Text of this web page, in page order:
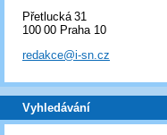
Přetlucká 31
100 00 Praha 10
redakce@i-sn.cz
Vyhledávání